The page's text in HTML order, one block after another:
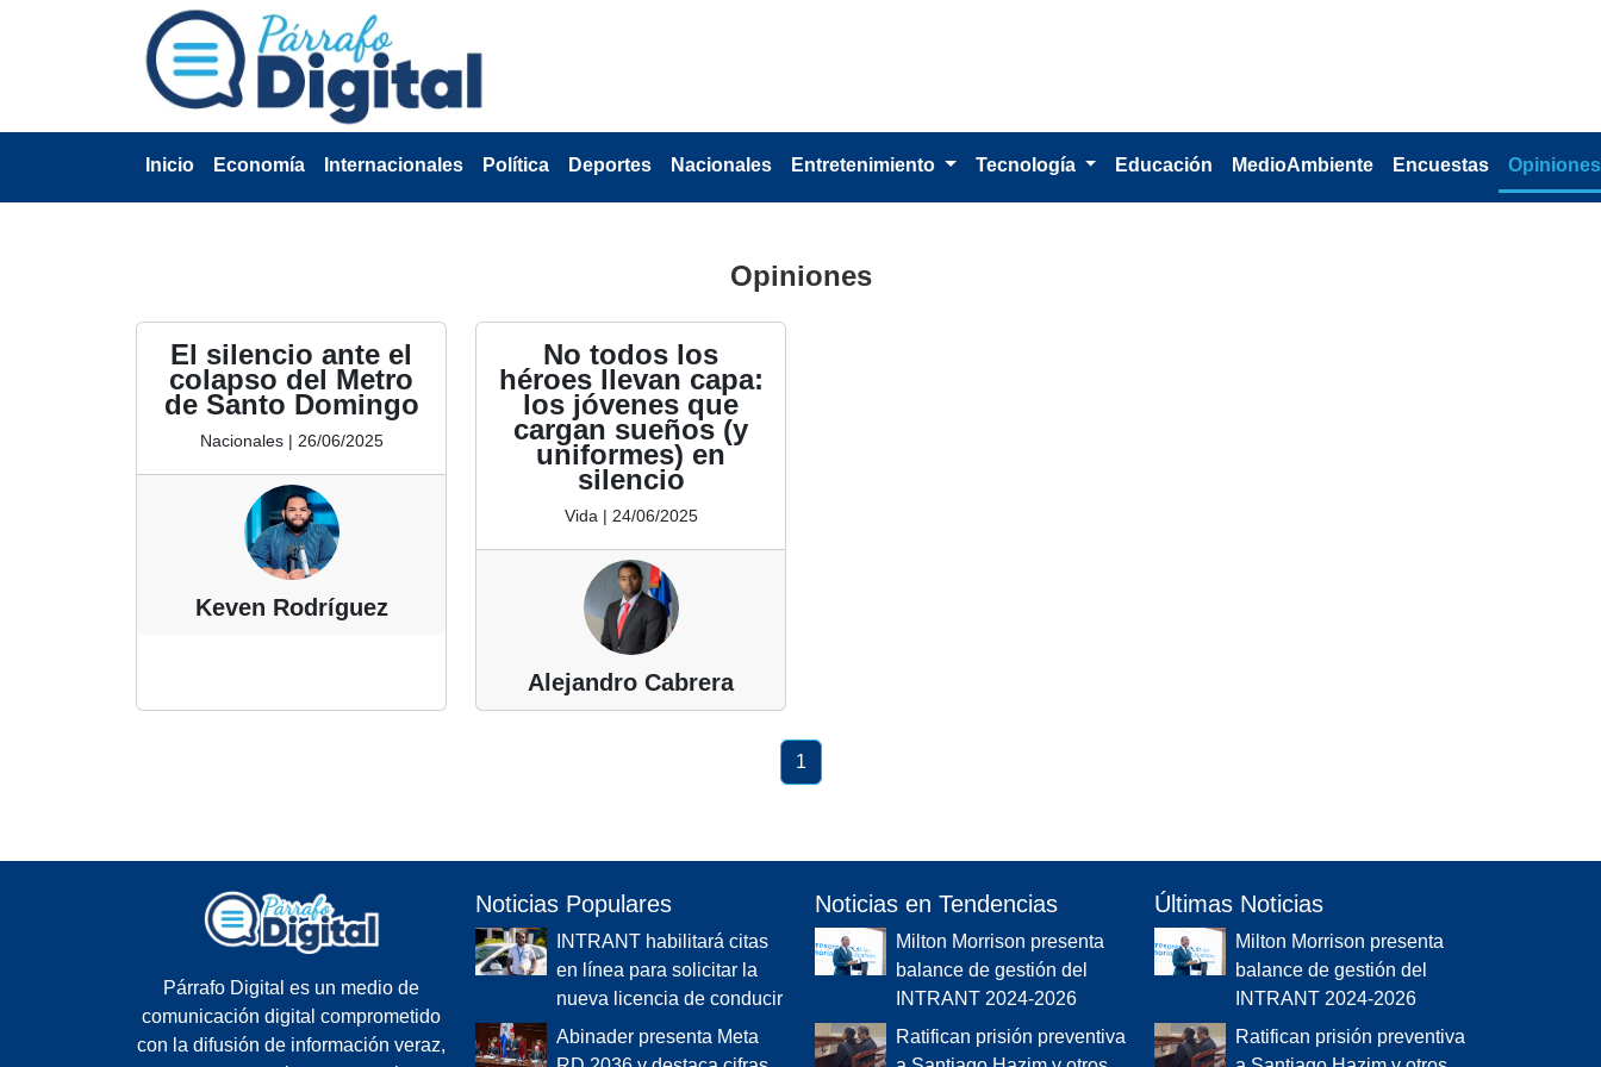
Inicio Economía Internacionales Política Deportes Nacionales Entretenimiento Tecnología Educación MedioAmbiente Encuestas Opiniones
Opiniones
El silencio ante el
colapso del Metro
de Santo Domingo
Nacionales | 26/06/2025
Keven Rodríguez
No todos los
héroes llevan capa:
los jóvenes que
cargan sueños (y
uniformes) en
silencio
Vida | 24/06/2025
Alejandro Cabrera
1
Párrafo Digital es un medio de
comunicación digital comprometido
con la difusión de información veraz,
Noticias Populares
INTRANT habilitará citas
en línea para solicitar la
nueva licencia de conducir
Abinader presenta Meta
Noticias en Tendencias
Milton Morrison presenta
balance de gestión del
INTRANT 2024-2026
Ratifican prisión preventiva
Últimas Noticias
Milton Morrison presenta
balance de gestión del
INTRANT 2024-2026
Ratifican prisión preventiva